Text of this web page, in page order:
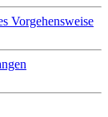
Vorgehensweise